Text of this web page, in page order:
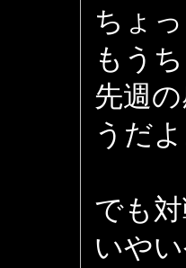
ちょ
もう
先週
うだよ
でも
いや